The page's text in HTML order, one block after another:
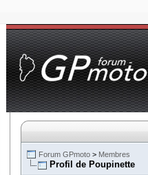
Forum GPmoto > Membres
Profil de Poupinette